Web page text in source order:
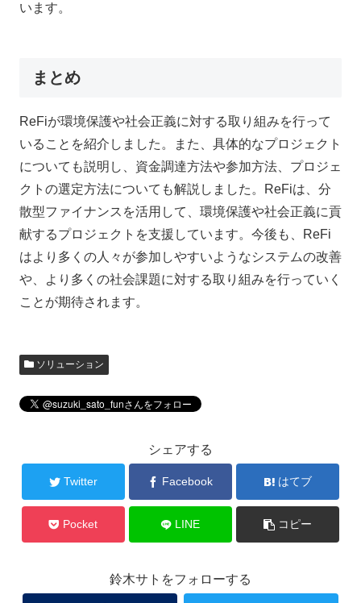
います。
まとめ
ReFiが環境保護や社会正義に対する取り組みを行って
いることを紹介しました。また、具体的なプロジェクト
についても説明し、資金調達方法や参加方法、プロジェ
クトの選定方法についても解説しました。ReFiは、分
散型ファイナンスを活用して、環境保護や社会正義に貢
献するプロジェクトを支援しています。今後も、ReFi
はより多くの人々が参加しやすいようなシステムの改善
や、より多くの社会課題に対する取り組みを行っていく
ことが期待されます。
ソリューション
シェアする
Twitter Facebook はてブ
Pocket LINE コピー
鈴木サトをフォローする